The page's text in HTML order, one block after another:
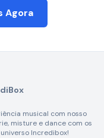
Agora
musical com nosso
misture e dance com os
Incredibox!